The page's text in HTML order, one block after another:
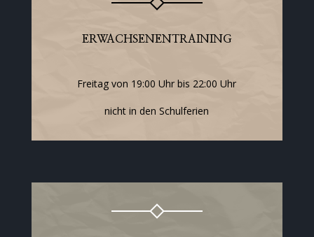
ERWACHSENENTRAINING
Freitag von 19:00 Uhr bis 22:00 Uhr
nicht in den Schulferien